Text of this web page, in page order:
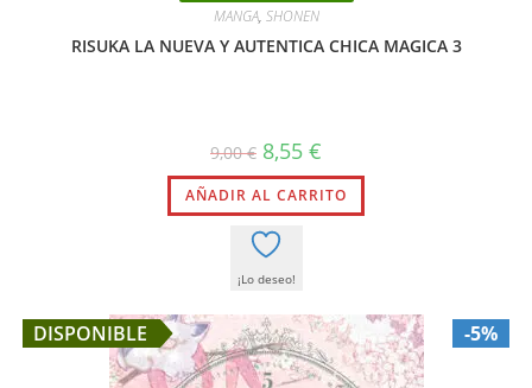
MANGA, SHONEN
RISUKA LA NUEVA Y AUTENTICA CHICA MAGICA 3
9,00€ El
precio
original
era:
9,00 €.
8,55 €
actual
es:
8,55 €.
AÑADIR AL CARRITO
¡Lo deseo!
DISPONIBLE -5%